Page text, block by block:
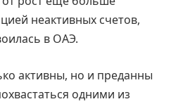
неактивных счетов,
в ОАЭ.
активны, но и преданны
одними из